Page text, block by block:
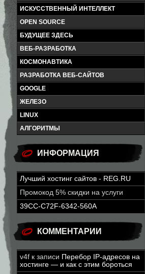
ИСКУССТВЕННЫЙ ИНТЕЛЛЕКТ
OPEN SOURCE
БУДУЩЕЕ ЗДЕСЬ
ВЕБ-РАЗРАБОТКА
КОСМОНАВТИКА
РАЗРАБОТКА ВЕБ-САЙТОВ
GOOGLE
ЖЕЛЕЗО
LINUX
АЛГОРИТМЫ
ИНФОРМАЦИЯ
Лучший хостинг сайтов - REG.RU
Промокод 5% скидки на услуги
39CC-C72F-6342-560A
КОММЕНТАРИИ
v4f к записи Перебор IP-адресов на
хостинге — и как с этим бороться